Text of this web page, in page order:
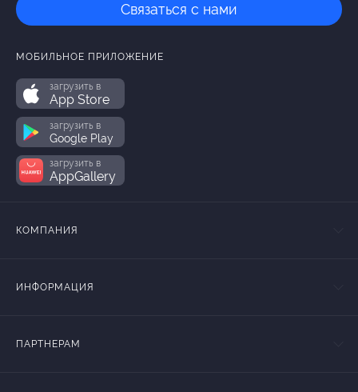
Связаться с нами
МОБИЛЬНОЕ ПРИЛОЖЕНИЕ
загрузить в
App Store
загрузить в
Google Play
загрузить в
AppGallery
КОМПАНИЯ
ИНФОРМАЦИЯ
ПАРТНЕРАМ